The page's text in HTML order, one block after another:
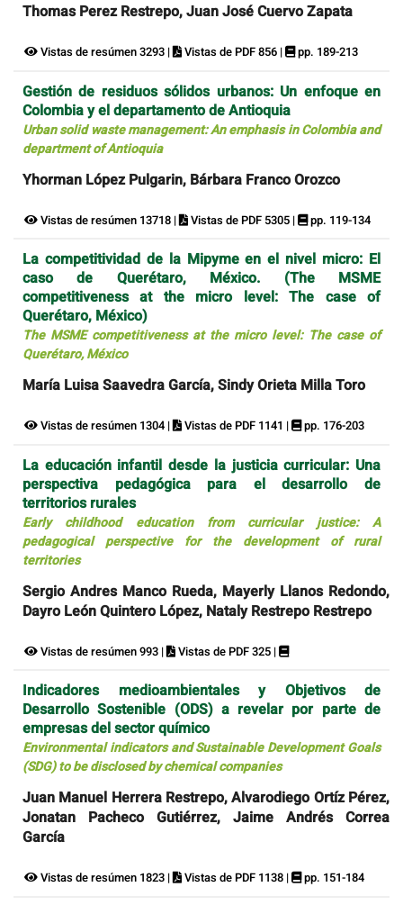
Thomas Perez Restrepo, Juan José Cuervo Zapata
Vistas de resúmen 3293 | Vistas de PDF 856 | pp. 189-213
Gestión de residuos sólidos urbanos: Un enfoque en
Colombia y el departamento de Antioquia
Urban solid waste management: An emphasis in Colombia and
department of Antioquia
Yhorman López Pulgarin, Bárbara Franco Orozco
Vistas de resúmen 13718 | Vistas de PDF 5305 | pp. 119-134
La competitividad de la Mipyme en el nivel micro: El
caso de Querétaro, México. (The MSME
competitiveness at the micro level: The case of
Querétaro, México)
The MSME competitiveness at the micro level: The case of
Querétaro, México
María Luisa Saavedra García, Sindy Orieta Milla Toro
Vistas de resúmen 1304 | Vistas de PDF 1141 | pp. 176-203
La educación infantil desde la justicia curricular: Una
perspectiva pedagógica para el desarrollo de
territorios rurales
Early childhood education from curricular justice: A
pedagogical perspective for the development of rural
territories
Sergio Andres Manco Rueda, Mayerly Llanos Redondo,
Dayro León Quintero López, Nataly Restrepo Restrepo
Vistas de resúmen 993 | Vistas de PDF 325 |
Indicadores medioambientales y Objetivos de
Desarrollo Sostenible (ODS) a revelar por parte de
empresas del sector químico
Environmental indicators and Sustainable Development Goals
(SDG) to be disclosed by chemical companies
Juan Manuel Herrera Restrepo, Alvarodiego Ortíz Pérez,
Jonatan Pacheco Gutiérrez, Jaime Andrés Correa
García
Vistas de resúmen 1823 | Vistas de PDF 1138 | pp. 151-184